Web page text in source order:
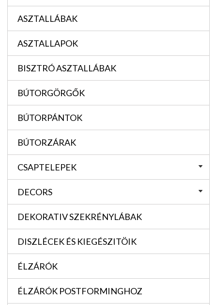
ASZTALLÁBAK
ASZTALLAPOK
BISZTRÓ ASZTALLÁBAK
BÚTORGÖRGŐK
BÚTORPÁNTOK
BÚTORZÁRAK
CSAPTELEPEK
DECORS
DEKORATIV SZEKRÉNYLÁBAK
DISZLÉCEK ÉS KIEGÉSZITÖIK
ÉLZÁRÓK
ÉLZÁRÓK POSTFORMINGHOZ